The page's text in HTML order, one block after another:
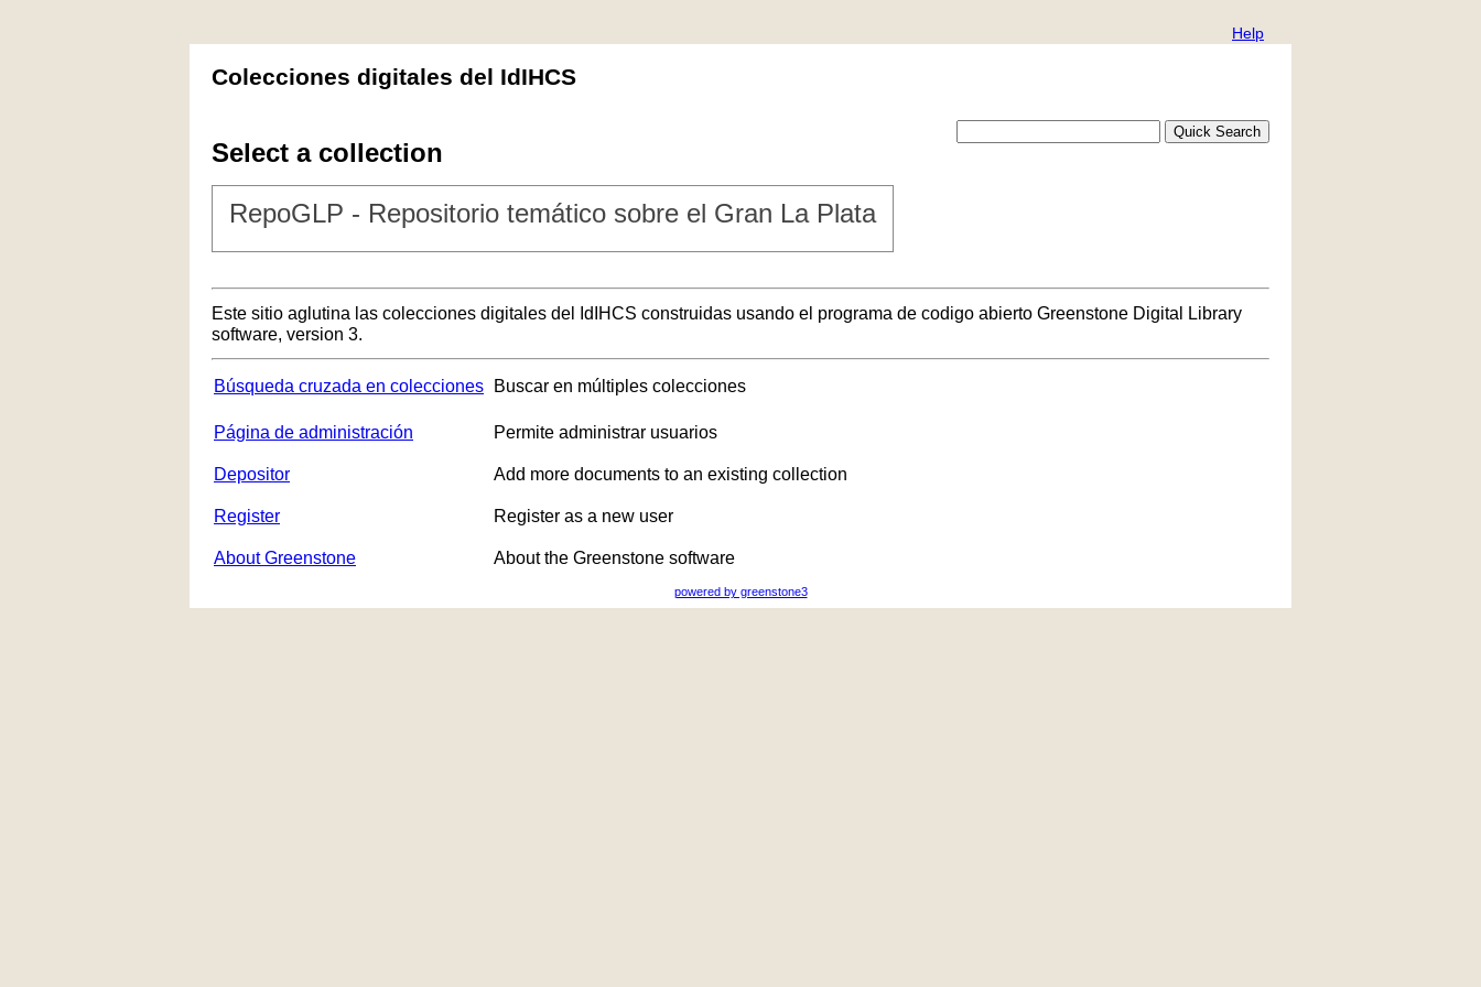
Help
Colecciones digitales del IdIHCS
Select a collection
RepoGLP - Repositorio temático sobre el Gran La Plata
Este sitio aglutina las colecciones digitales del IdIHCS construidas usando el programa de codigo abierto Greenstone Digital Library
software, version 3.
Búsqueda cruzada en colecciones Buscar en múltiples colecciones
Página de administración Permite administrar usuarios
Depositor Add more documents to an existing collection
Register Register as a new user
About Greenstone About the Greenstone software
powered by greenstone3